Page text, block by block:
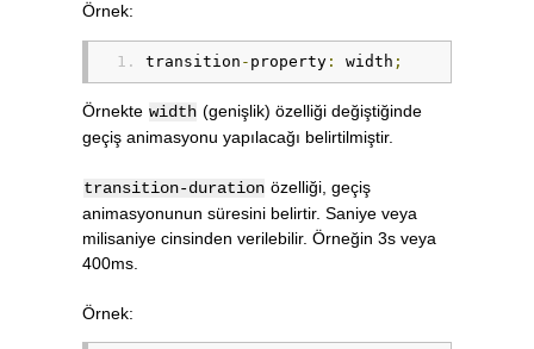
Örnek:
transition - property : width ;
Örnekte width (genişlik) özelliği değiştiğinde
geçiş animasyonu yapılacağı belirtilmiştir.
transition-duration özelliği, geçiş
animasyonunun süresini belirtir. Saniye veya
milisaniye cinsinden verilebilir. Örneğin 3s veya
400ms.
Örnek: